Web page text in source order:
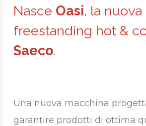
Nasce Oasi, la nuova
freestanding hot &
Saeco.
Una nuova macchina
garantire prodotti di ottima